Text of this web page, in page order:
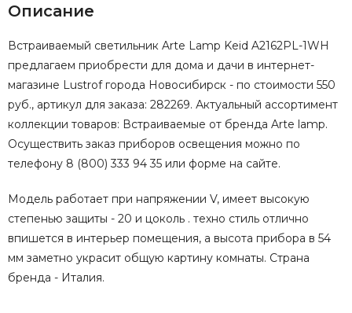
Описание
Встраиваемый светильник Arte Lamp Keid A2162PL-1WH
предлагаем приобрести для дома и дачи в интернет-
магазине Lustrof города Новосибирск - по стоимости 550
руб., артикул для заказа: 282269. Актуальный ассортимент
коллекции товаров: Встраиваемые от бренда Arte lamp.
Осуществить заказ приборов освещения можно по
телефону 8 (800) 333 94 35 или форме на сайте.
Модель работает при напряжении V, имеет высокую
степенью защиты - 20 и цоколь . техно стиль отлично
впишется в интерьер помещения, а высота прибора в 54
мм заметно украсит общую картину комнаты. Страна
бренда - Италия.